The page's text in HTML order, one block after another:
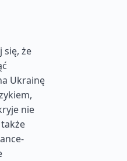
się, że
Ukrainę
nie